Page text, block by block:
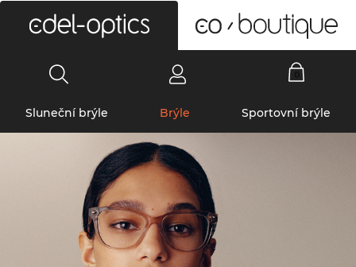
Sluneční brýle Brýle Sportovní brýle